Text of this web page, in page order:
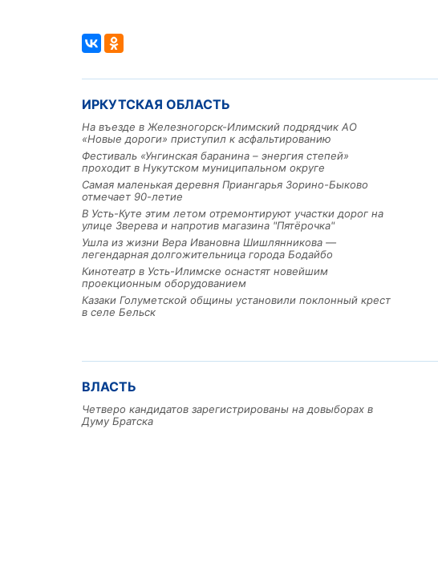
ИРКУТСКАЯ ОБЛАСТЬ
На въезде в Железногорск-Илимский подрядчик АО
«Новые дороги» приступил к асфальтированию
Фестиваль «Унгинская баранина – энергия степей»
проходит в Нукутском муниципальном округе
Самая маленькая деревня Приангарья Зорино-Быково
отмечает 90-летие
В Усть-Куте этим летом отремонтируют участки дорог на
улице Зверева и напротив магазина "Пятёрочка"
Ушла из жизни Вера Ивановна Шишлянникова —
легендарная долгожительница города Бодайбо
Кинотеатр в Усть-Илимске оснастят новейшим
проекционным оборудованием
Казаки Голуметской общины установили поклонный крест
в селе Бельск
ВЛАСТЬ
Четверо кандидатов зарегистрированы на довыборах в
Думу Братска